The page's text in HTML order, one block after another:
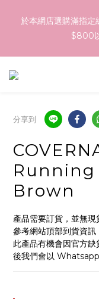
港，最終亦要視
於本網店選購滿指定
$800
訂貨到貨資訊：於
分享到
Running
Brown
產品需要訂貨，並無
參考網站頂部到貨資訊
此產品有機會因官方
後我們會以 Whatsapp